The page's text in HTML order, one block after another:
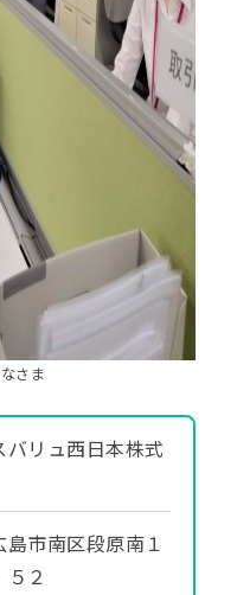
さま
バリュ西日本株式
島市南区段原南１
２